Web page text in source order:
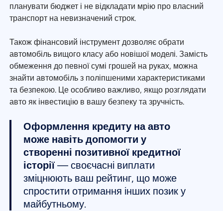
планувати бюджет і не відкладати мрію про власний
транспорт на невизначений строк.
Також фінансовий інструмент дозволяє обрати
автомобіль вищого класу або новішої моделі. Замість
обмеження до певної сумі грошей на руках, можна
знайти автомобіль з поліпшеними характеристиками
та безпекою. Це особливо важливо, якщо розглядати
авто як інвестицію в вашу безпеку та зручність.
Оформлення кредиту на авто
може навіть допомогти у
створенні позитивної кредитної
історії — своєчасні виплати
зміцнюють ваш рейтинг, що може
спростити отримання інших позик у
майбутньому.